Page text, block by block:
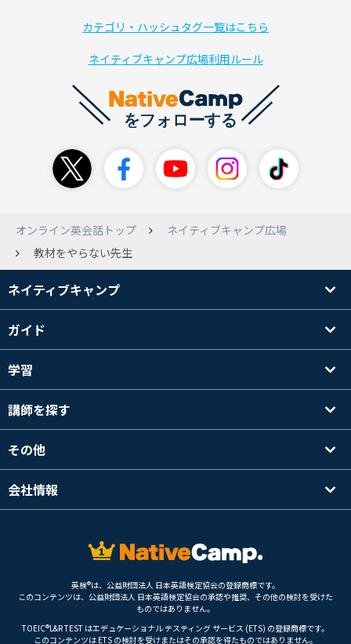
カテゴリ・ハッシュタグ一覧はこちら
ネイティブキャンプ広場利用ルール
オンライン英会話トップ
ネイティブキャンプ広場
教材をやらない先生
ネイティブキャンプ
ガイド
学習
講師を探す
その他
会社情報
英検®は、公益財団法人 日本英語検定協会の登録商標です。
このコンテンツは、公益財団法人 日本英語検定協会の承認や推奨、その他の検討を受けた
ものではありません。
TOEIC®L&R TEST はエデュケーショナル テスティング サービス (ETS) の登録商標です。
このコンテンツは ETS の検討を受けまたはその承認を得たものではありません。